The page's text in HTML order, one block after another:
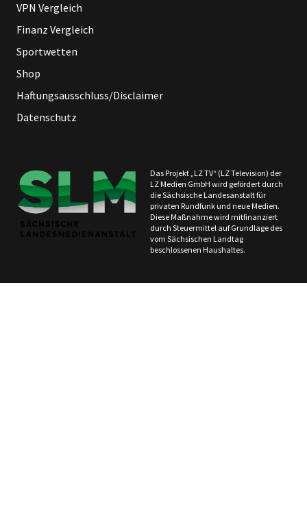
VPN Vergleich
Finanz Vergleich
Sportwetten
Shop
Haftungsausschluss/Disclaimer
Datenschutz
Das Projekt „LZ TV“ (LZ Television) der
LZ Medien GmbH wird gefördert durch
die Sächsische Landesanstalt für
privaten Rundfunk und neue Medien.
Diese Maßnahme wird mitfinanziert
durch Steuermittel auf Grundlage des
vom Sächsischen Landtag
beschlossenen Haushaltes.